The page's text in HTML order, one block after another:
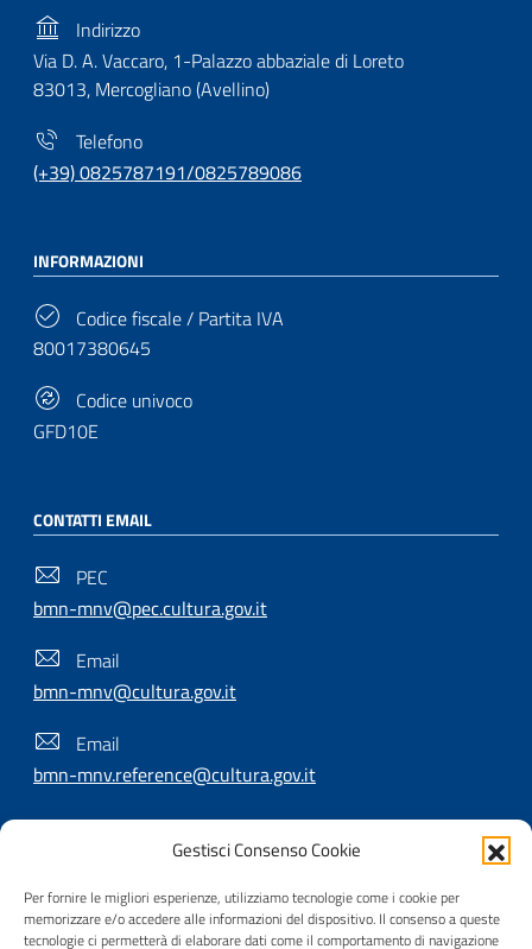
Gestisci Consenso Cookie
Per fornire le migliori esperienze, utilizziamo tecnologie come i cookie per
memorizzare e/o accedere alle informazioni del dispositivo. Il consenso a queste
tecnologie ci permetterà di elaborare dati come il comportamento di navigazione
Indirizzo
Via D. A. Vaccaro, 1-Palazzo abbaziale di Loreto
83013, Mercogliano (Avellino)
Telefono
(+39) 0825787191/0825789086
INFORMAZIONI
Codice fiscale / Partita IVA
80017380645
Codice univoco
GFD10E
CONTATTI EMAIL
PEC
bmn-mnv@pec.cultura.gov.it
Email
bmn-mnv@cultura.gov.it
Email
bmn-mnv.reference@cultura.gov.it